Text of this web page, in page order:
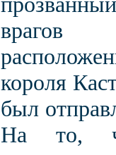
короля
был
На то,